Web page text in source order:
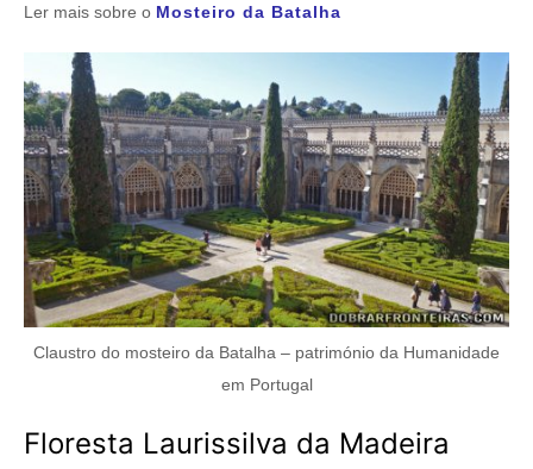
Ler mais sobre o Mosteiro da Batalha
Claustro do mosteiro da Batalha – património da Humanidade
em Portugal
Floresta Laurissilva da Madeira